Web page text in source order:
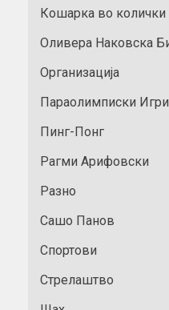
Кошарка во колички
Оливера Наковска
Организација
Параолимписки Игри
Пинг-Понг
Рагми Арифовски
Разно
Сашо Панов
Спортови
Стрелаштво